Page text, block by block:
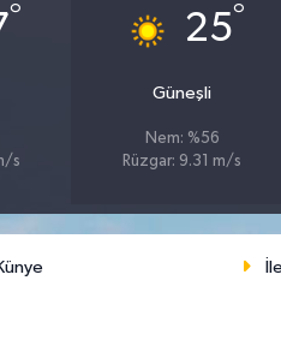
°
s
25°
Güneşli
Nem: %56
Rüzgar: 9.31 m/s